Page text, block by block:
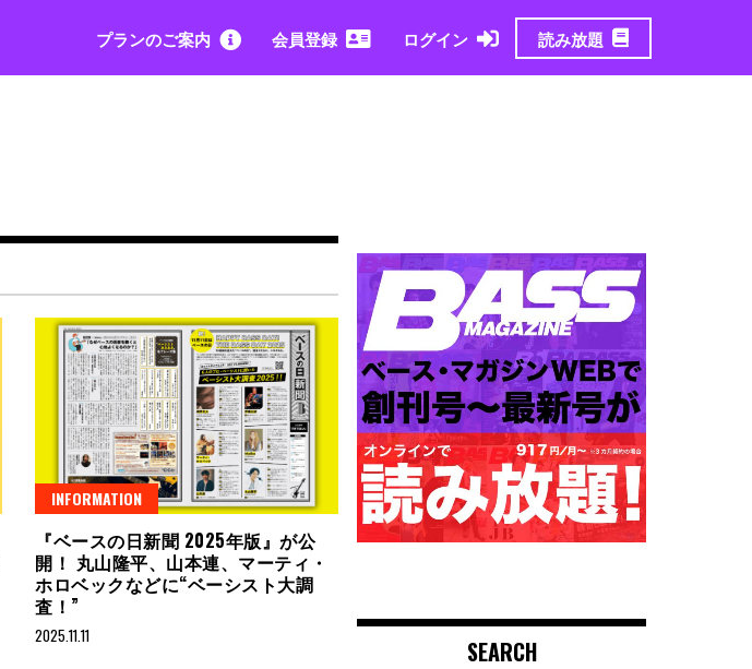
プランのご案内 会員登録 ログイン 読み放題
INFORMATION
『ベースの日新聞 2025年版』が公
開！ 丸山隆平、山本連、マーティ・
ホロベックなどに“ベーシスト大調
査！”
2025.11.11 SEARCH